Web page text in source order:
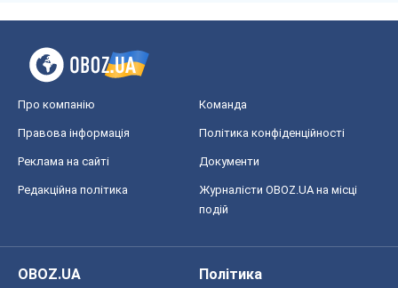
Про компанію Команда
Правова інформація Політика конфіденційності
Реклама на сайті Документи
Редакційна політика
Журналісти OBOZ.UA на місці
подій
OBOZ.UA
Політика